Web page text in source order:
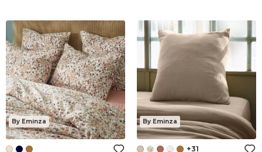
By Eminza By Eminza
+31